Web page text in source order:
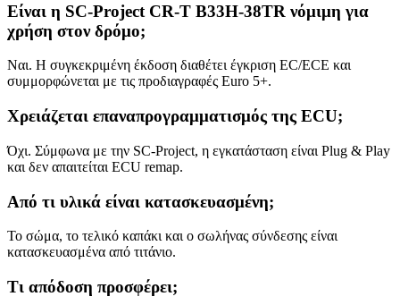
Είναι η SC-Project CR-T B33H-38TR νόμιμη για
χρήση στον δρόμο;
Ναι. Η συγκεκριμένη έκδοση διαθέτει έγκριση EC/ECE και
συμμορφώνεται με τις προδιαγραφές Euro 5+.
Χρειάζεται επαναπρογραμματισμός της ECU;
Όχι. Σύμφωνα με την SC-Project, η εγκατάσταση είναι Plug & Play
και δεν απαιτείται ECU remap.
Από τι υλικά είναι κατασκευασμένη;
Το σώμα, το τελικό καπάκι και ο σωλήνας σύνδεσης είναι
κατασκευασμένα από τιτάνιο.
Τι απόδοση προσφέρει;